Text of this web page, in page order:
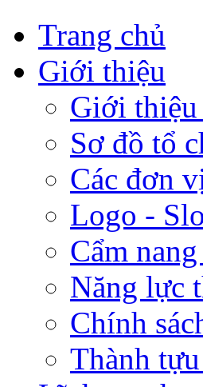
Trang chủ
Giới thiệu
Giới thiệu
Sơ đồ tổ
Các đơn
Logo -
Cẩm
Năng lực
Chính
Thành